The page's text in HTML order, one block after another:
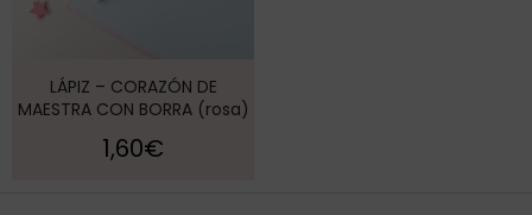
LÁPIZ – CORAZÓN DE
MAESTRA CON BORRA (rosa)
1,60€